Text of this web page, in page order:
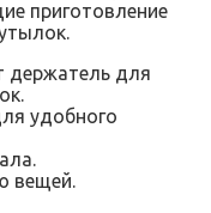
приготовление
держатель для
удобного
вещей.